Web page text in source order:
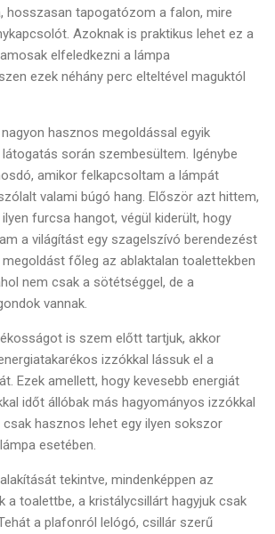
hosszasan tapogatózom a falon, mire
Azoknak is praktikus lehet ez a
elfeledkezni a lámpa
ezek néhány perc elteltével maguktól
hasznos megoldással egyik
során szembesültem. Igénybe
amikor felkapcsoltam a lámpát
valami búgó hang. Először azt hittem,
furcsa hangot, végül kiderült, hogy
a világítást egy szagelszívó berendezést
főleg az ablaktalan toalettekben
nem csak a sötétséggel, de a
vannak.
is szem előtt tartjuk, akkor
izzókkal lássuk el a
Ezek amellett, hogy kevesebb energiát
időt állóbak más hagyományos izzókkal
csak hasznos lehet egy ilyen sokszor
esetében.
tekintve, mindenképpen az
a toalettbe, a kristálycsillárt hagyjuk csak
a plafonról lelógó, csillár szerű